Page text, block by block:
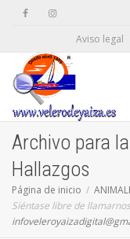
Aviso legal
Archivo para
Hallazgos
Página de inicio
Siéntase libre de llamarnos